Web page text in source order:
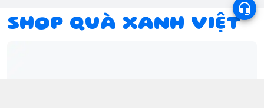
SHOP QUÀ XANH VIỆT